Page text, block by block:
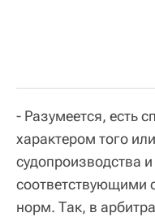
- Разумеется, есть
характером того
судопроизводства
соответствующими
норм. Так, в